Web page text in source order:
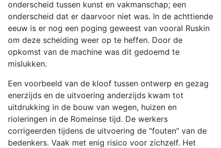
onderscheid tussen kunst en vakmanschap; een
onderscheid dat er daarvoor niet was. In de achttiende
eeuw is er nog een poging geweest van vooral Ruskin
om deze scheiding weer op te heffen. Door de
opkomst van de machine was dit gedoemd te
mislukken.
Een voorbeeld van de kloof tussen ontwerp en gezag
enerzijds en de uitvoering anderzijds kwam tot
uitdrukking in de bouw van wegen, huizen en
rioleringen in de Romeinse tijd. De werkers
corrigeerden tijdens de uitvoering de "fouten" van de
bedenkers. Vaak met enig risico voor zichzelf. Het